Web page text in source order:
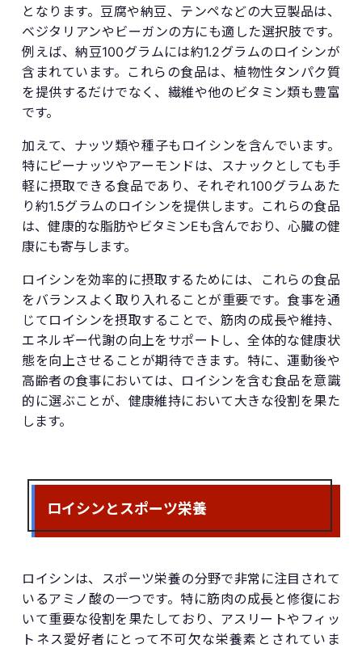
となります。豆腐や納豆、テンペなどの大豆製品は、
ベジタリアンやビーガンの方にも適した選択肢です。
例えば、納豆100グラムには約1.2グラムのロイシンが
含まれています。これらの食品は、植物性タンパク質
を提供するだけでなく、繊維や他のビタミン類も豊富
です。
加えて、ナッツ類や種子もロイシンを含んでいます。
特にピーナッツやアーモンドは、スナックとしても手
軽に摂取できる食品であり、それぞれ100グラムあた
り約1.5グラムのロイシンを提供します。これらの食品
は、健康的な脂肪やビタミンEも含んでおり、心臓の健
康にも寄与します。
ロイシンを効率的に摂取するためには、これらの食品
をバランスよく取り入れることが重要です。食事を通
じてロイシンを摂取することで、筋肉の成長や維持、
エネルギー代謝の向上をサポートし、全体的な健康状
態を向上させることが期待できます。特に、運動後や
高齢者の食事においては、ロイシンを含む食品を意識
的に選ぶことが、健康維持において大きな役割を果た
します。
ロイシンとスポーツ栄養
ロイシンは、スポーツ栄養の分野で非常に注目されて
いるアミノ酸の一つです。特に筋肉の成長と修復にお
いて重要な役割を果たしており、アスリートやフィッ
トネス愛好者にとって不可欠な栄養素とされていま